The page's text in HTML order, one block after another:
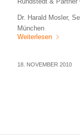
Dr. Harald Mosler,
München
Weiterlesen
18. NOVEMBER 2010